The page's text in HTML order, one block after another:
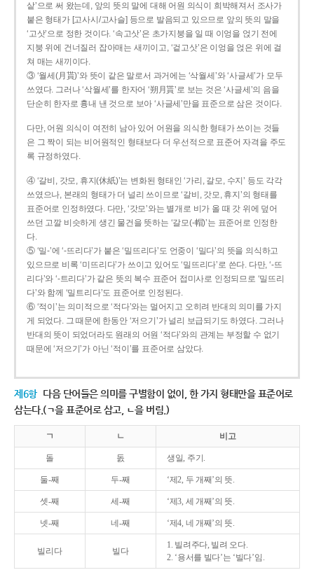
샅’으로 써 왔는데, 앞의 뜻의 말에 대해 어원 의식이 희박해져서 조사가
붙은 형태가 [고사시/고사슬] 등으로 발음되고 있으므로 앞의 뜻의 말을
‘고삿’으로 정한 것이다. ‘속고삿’은 초가지붕을 일 때 이엉을 얹기 전에
지붕 위에 건너질러 잡아매는 새끼이고, ‘겉고삿’은 이엉을 얹은 위에 걸
쳐 매는 새끼이다.
③ ‘월세(月貰)’와 뜻이 같은 말로서 과거에는 ‘삭월세’와 ‘사글세’가 모두
쓰였다. 그러나 ‘삭월세’를 한자어 ‘朔月貰’로 보는 것은 ‘사글세’의 음을
단순히 한자로 흉내 낸 것으로 보아 ‘사글세’만을 표준으로 삼은 것이다.
다만, 어원 의식이 여전히 남아 있어 어원을 의식한 형태가 쓰이는 것들
은 그 짝이 되는 비어원적인 형태보다 더 우선적으로 표준어 자격을 주도
록 규정하였다.
④ ‘갈비, 갓모, 휴지(休紙)’는 변화된 형태인 ‘가리, 갈모, 수지’ 등도 각각
쓰였으나, 본래의 형태가 더 널리 쓰이므로 ‘갈비, 갓모, 휴지’의 형태를
표준어로 인정하였다. 다만, ‘갓모’와는 별개로 비가 올 때 갓 위에 덮어
쓰던 고깔 비슷하게 생긴 물건을 뜻하는 ‘갈모(-帽)’는 표준어로 인정한
다.
⑤ ‘밀-’에 ‘-뜨리다’가 붙은 ‘밀뜨리다’도 언중이 ‘밀다’의 뜻을 의식하고
있으므로 비록 ‘미뜨리다’가 쓰이고 있어도 ‘밀뜨리다’로 쓴다. 다만, ‘-뜨
리다’와 ‘-트리다’가 같은 뜻의 복수 표준어 접미사로 인정되므로 ‘밀뜨리
다’와 함께 ‘밀트리다’도 표준어로 인정된다.
⑥ ‘적이’는 의미적으로 ‘적다’와는 멀어지고 오히려 반대의 의미를 가지
게 되었다. 그 때문에 한동안 ‘저으기’가 널리 보급되기도 하였다. 그러나
반대의 뜻이 되었더라도 원래의 어원 ‘적다’와의 관계는 부정할 수 없기
때문에 ‘저으기’가 아닌 ‘적이’를 표준어로 삼았다.
제6항 다음 단어들은 의미를 구별함이 없이, 한 가지 형태만을 표준어로
삼는다.(ㄱ을 표준어로 삼고, ㄴ을 버림.)
ㄱ ㄴ 비고
돌 돐 생일, 주기.
둘-째 두-째 ‘제2, 두 개째’의 뜻.
셋-째 세-째 ‘제3, 세 개째’의 뜻.
넷-째 네-째 ‘제4, 네 개째’의 뜻.
빌리다 빌다
1. 빌려주다, 빌려 오다.
2. ‘용서를 빌다’는 ‘빌다’임.